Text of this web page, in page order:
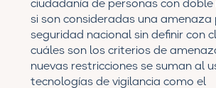
si son consideradas una
seguridad nacional sin definir con
cuáles son los criterios de
nuevas restricciones se suman al
tecnologías de vigilancia como el